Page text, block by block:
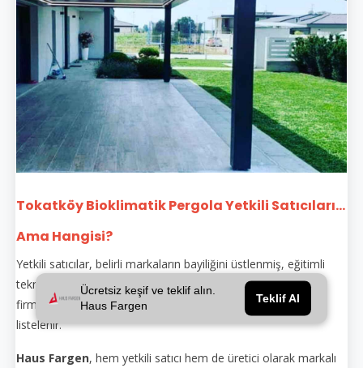
Ücretsiz keşif ve teklif alın.
Haus Fargen
Teklif Al
Tokatköy Bioklimatik Pergola Yetkili Satıcıları...
Ama Hangisi?
Yetkili satıcılar, belirli markaların bayiliğini üstlenmiş, eğitimli
teknik personeli olan ve orijinal ürünle montaj yapan
firmalardır. Yetkili satıcılar genellikle markanın sitesinde
listelenir.
Haus Fargen, hem yetkili satıcı hem de üretici olarak markalı